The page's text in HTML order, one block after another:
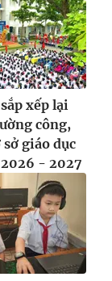
xếp lại
công,
sở giáo dục
- 2027